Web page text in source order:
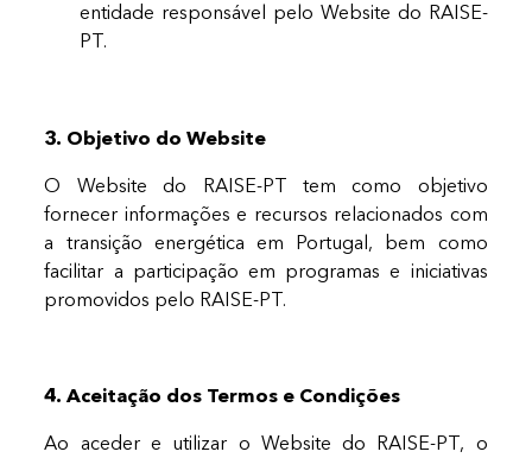
entidade responsável pelo Website do RAISE-
PT.
3. Objetivo do Website
O Website do RAISE-PT tem como objetivo
fornecer informações e recursos relacionados com
a transição energética em Portugal, bem como
facilitar a participação em programas e iniciativas
promovidos pelo RAISE-PT.
4. Aceitação dos Termos e Condições
Ao aceder e utilizar o Website do RAISE-PT, o